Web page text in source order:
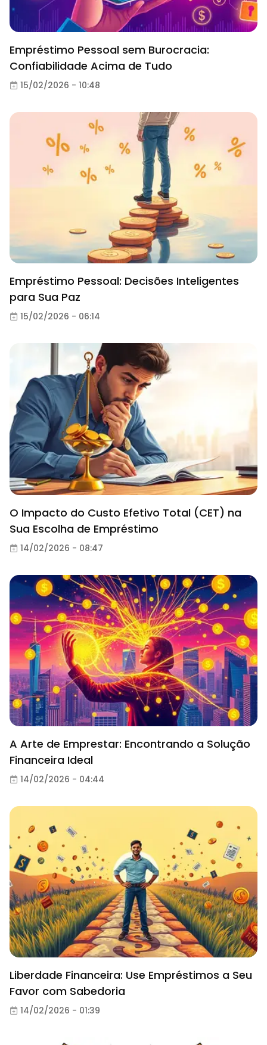
Empréstimo Pessoal sem Burocracia:
Confiabilidade Acima de Tudo
15/02/2026 - 10:48
Empréstimo Pessoal: Decisões Inteligentes
para Sua Paz
15/02/2026 - 06:14
O Impacto do Custo Efetivo Total (CET) na
Sua Escolha de Empréstimo
14/02/2026 - 08:47
A Arte de Emprestar: Encontrando a Solução
Financeira Ideal
14/02/2026 - 04:44
Liberdade Financeira: Use Empréstimos a Seu
Favor com Sabedoria
14/02/2026 - 01:39